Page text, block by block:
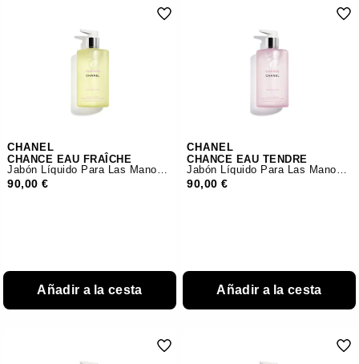
CHANEL
CHANCE EAU FRAÎCHE
Jabón Líquido Para Las Manos Y El Cuerpo
90,00 €
Añadir a la cesta
CHANEL
CHANCE EAU TENDRE
Jabón Líquido Para Las Manos Y El Cuerpo
90,00 €
Añadir a la cesta